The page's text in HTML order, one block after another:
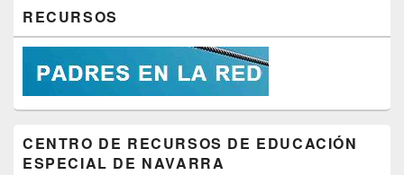
RECURSOS
CENTRO DE RECURSOS DE EDUCACIÓN
ESPECIAL DE NAVARRA